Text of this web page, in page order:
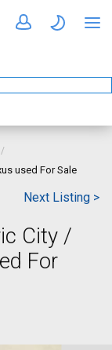
used For Sale
Next Listing >
City /
For